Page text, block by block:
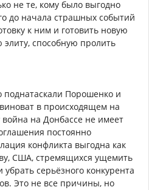
не те, кому было выгодно
до начала страшных событий
к ним и готовить новую
способную пролить
Порошенко и
в происходящем на
на Донбассе не имеет
постоянно
конфликта выгодна как
США, стремящихся ущемить
серьёзного конкурента
Это не все причины, но